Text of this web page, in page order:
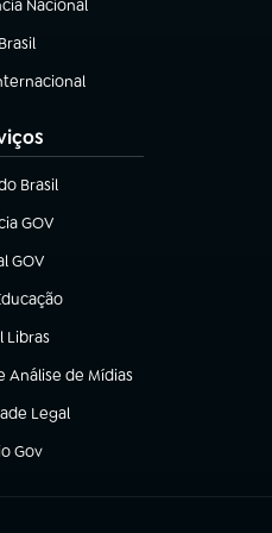
Nacional
aba)
em nova aba)
aba)
Brasil
nova aba)
GOV
nova aba)
GOV
em nova aba)
nova aba)
Libras
nova aba)
de Mídias
Legal
nova aba)
Gov
em nova aba)